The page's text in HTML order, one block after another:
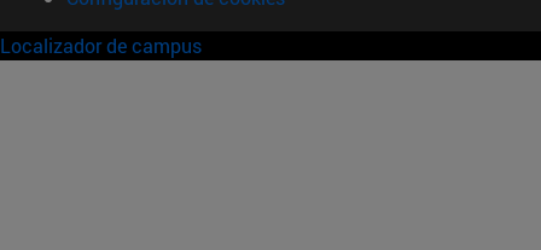
Localizador de campus